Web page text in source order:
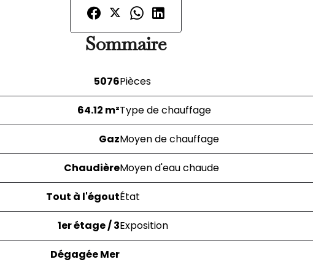
Sommaire
5076Pièces
64.12 m²Type de chauffage
GazMoyen de chauffage
ChaudièreMoyen d'eau chaude
Tout à l'égoutÉtat
1er étage / 3Exposition
Dégagée Mer